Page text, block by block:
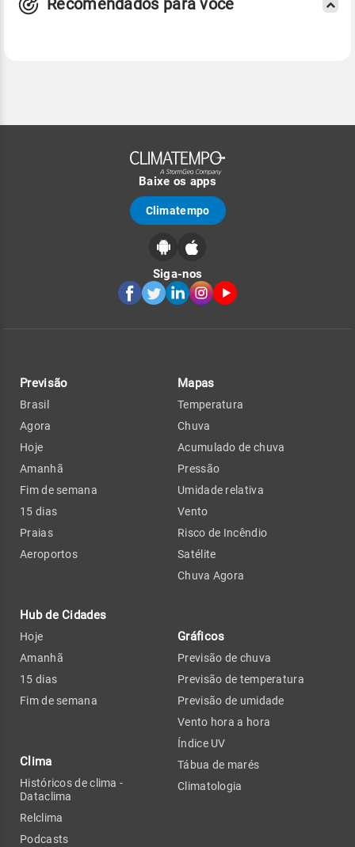
Recomendados para você
Baixe os apps
Climatempo
Siga-nos
Previsão
Brasil
Agora
Hoje
Amanhã
Fim de semana
15 dias
Praias
Aeroportos
Hub de Cidades
Hoje
Amanhã
15 dias
Fim de semana
Clima
Históricos de clima -
Dataclima
Relclima
Podcasts
Mapas
Temperatura
Chuva
Acumulado de chuva
Pressão
Umidade relativa
Vento
Risco de Incêndio
Satélite
Chuva Agora
Gráficos
Previsão de chuva
Previsão de temperatura
Previsão de umidade
Vento hora a hora
Índice UV
Tábua de marés
Climatologia